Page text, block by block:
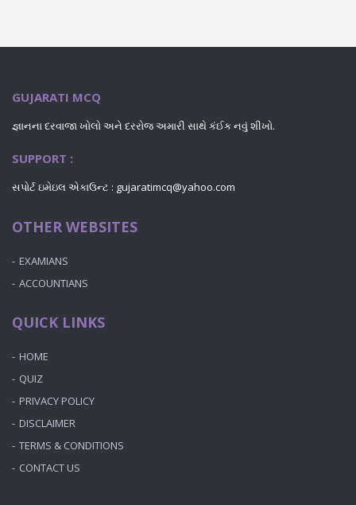
GUJARATI MCQ
જ્ઞાનના દરવાજા ખોલો અને દરરોજ અમારી સાથે કંઈક નવું શીખો.
SUPPORT :
સપોર્ટ ઇમેઇલ એકાઉન્ટ : gujaratimcq@yahoo.com
OTHER WEBSITES
EXAMIANS
ACCOUNTIANS
QUICK LINKS
HOME
QUIZ
PRIVACY POLICY
DISCLAIMER
TERMS & CONDITIONS
CONTACT US